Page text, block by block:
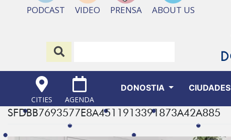
PODCAST VIDEO PRENSA ABOUT US
CITIES AGENDA
DONOSTIA CIUDADES
SFDBB7693577E8A4511913391873A42A885